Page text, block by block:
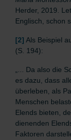
Herder, 2019.
Englisch, schon
[2] Als Beispiel
(S. 194):
„... Da also die
es dazu, dass
überleben, als
Menschen
Elends bieten,
dienenden
Faktoren